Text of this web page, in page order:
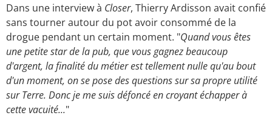
Dans une interview à Closer, Thierry Ardisson avait confié
sans tourner autour du pot avoir consommé de la
drogue pendant un certain moment. "Quand vous êtes
une petite star de la pub, que vous gagnez beaucoup
d'argent, la finalité du métier est tellement nulle qu'au bout
d'un moment, on se pose des questions sur sa propre utilité
sur Terre. Donc je me suis défoncé en croyant échapper à
cette vacuité..."